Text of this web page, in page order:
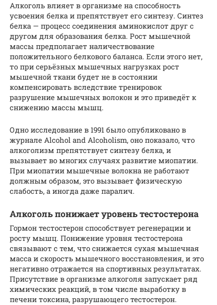
Алкоголь влияет в организме на способность
усвоения белка и препятствует его синтезу. Синтез
белка — процесс соединения аминокислот друг с
другом для образования белка. Рост мышечной
массы предполагает наличествование
положительного белкового баланса. Если этого нет,
то при серьёзных мышечных нагрузках рост
мышечной ткани будет не в состоянии
компенсировать вследствие тренировок
разрушение мышечных волокон и это приведёт к
снижению массы мышц.
Одно исследование в 1991 было опубликовано в
журнале Alcohol and Alcoholism, оно показало, что
алкоголизм препятствует синтезу белка, и
вызывает во многих случаях развитие миопатии.
При миопатии мышечные волокна не работают
должным образом, это вызывает физическую
слабость, а иногда даже паралич.
Алкоголь понижает уровень тестостерона
Гормон тестостерон способствует регенерации и
росту мышц. Понижение уровня тестостерона
связывают с тем, что снижается сухая мышечная
масса и скорость мышечного восстановления, и это
негативно отражается на спортивных результатах.
Присутствие в организме алкоголя запускает ряд
химических реакций, в том числе выработку в
печени токсина, разрушающего тестостерон.